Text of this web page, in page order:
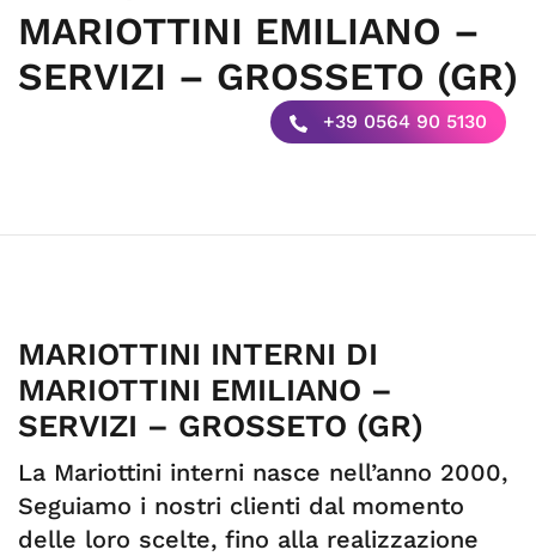
MARIOTTINI EMILIANO –
SERVIZI – GROSSETO (GR)
+39 0564 90 5130
MARIOTTINI INTERNI DI
MARIOTTINI EMILIANO –
SERVIZI – GROSSETO (GR)
La Mariottini interni nasce nell’anno 2000,
Seguiamo i nostri clienti dal momento
delle loro scelte, fino alla realizzazione